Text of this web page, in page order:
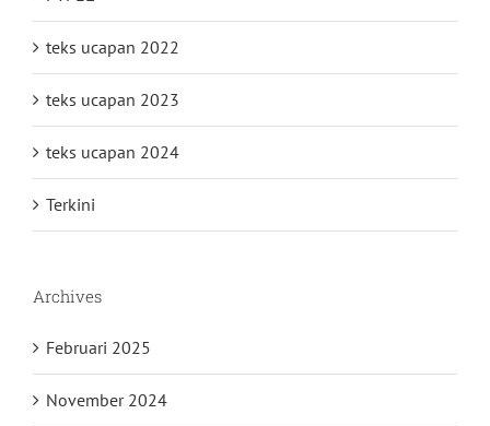
teks ucapan 2022
teks ucapan 2023
teks ucapan 2024
Terkini
Archives
Februari 2025
November 2024